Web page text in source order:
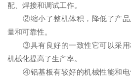
配、焊接和调试工作。
②缩小了整机体积，降低了产品
量和可靠性。
③具有良好的一致性它可以采用
机械化提高了生产率。
④铝基板有较好的机械性能和电